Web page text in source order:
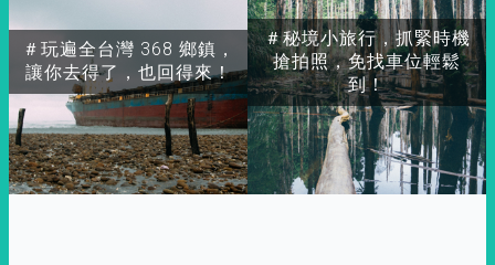
＃玩遍全台灣 368 鄉鎮，
讓你去得了，也回得來！
＃秘境小旅行，抓緊時機
搶拍照，免找車位輕鬆
到！